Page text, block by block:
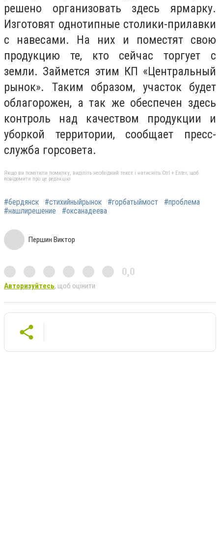
решено организовать здесь ярмарку.
Изготовят однотипные столики-прилавки
с навесами. На них и поместят свою
продукцию те, кто сейчас торгует с
земли. Займется этим КП «Центральный
рынок». Таким образом, участок будет
облагорожен, а так же обеспечен здесь
контроль над качеством продукции и
уборкой территории, сообщает пресс-
служба горсовета.
Якщо ви помітили помилку, виділіть необхідний текст і натисніть Ctrl + Enter, щоб
повідомити про це редакцію
#бердянск #стихийныйрынок #горбатыймост
#проблема
#нашлирешение
#оксанадеева
Першин Виктор
0,0
Авторизуйтесь, щоб оцінити